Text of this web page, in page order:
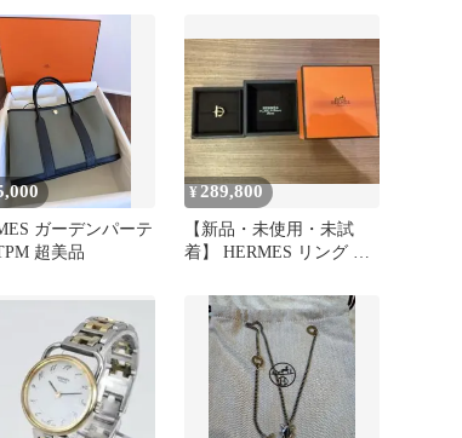
ガーデンパーテ
超美品
¥289,800
【新品・未使用・未試
着】 HERMES リング エ